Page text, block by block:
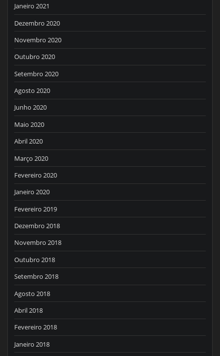
Janeiro 2021
Dezembro 2020
Novembro 2020
Outubro 2020
Setembro 2020
Agosto 2020
Junho 2020
Maio 2020
Abril 2020
Março 2020
Fevereiro 2020
Janeiro 2020
Fevereiro 2019
Dezembro 2018
Novembro 2018
Outubro 2018
Setembro 2018
Agosto 2018
Abril 2018
Fevereiro 2018
Janeiro 2018